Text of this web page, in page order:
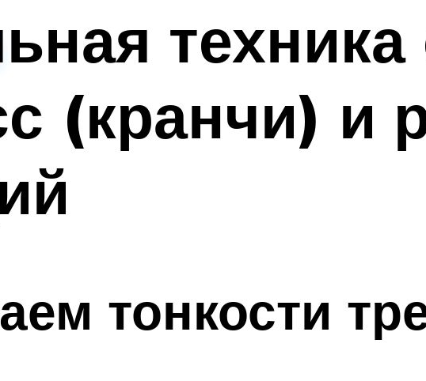
техника
(кранчи) и
тонкости